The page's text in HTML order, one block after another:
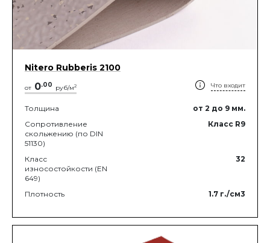
Nitero Rubberis 2100
от 0.00 руб/м2 Что входит
Толщина от 2 до 9 мм.
Сопротивление
скольжению (по DIN
51130)
Класс R9
Класс
износостойкости (EN
649)
32
Плотность 1.7 г./см3